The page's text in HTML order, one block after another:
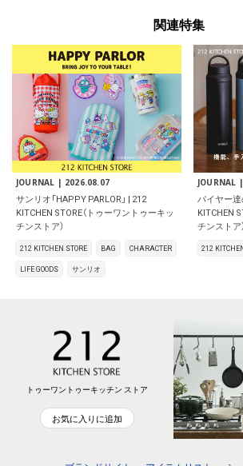
関連特集
JOURNAL | 2026.08.07
サンリオ「HAPPY PARLOR」 | 212
KITCHEN STORE（トゥーワントゥーキッ
チンストア）
212 KITCHEN STORE BAG
CHARACTER
LIFE GOODS
サンリオ
JOURNAL |
バイヤー
KITCHEN
チンストア
212
トゥーワントゥーキッチン ストア
お気に入りに追加